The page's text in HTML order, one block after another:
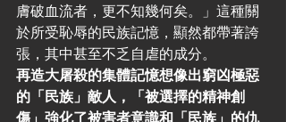
膚破血流者，更不知幾何矣。」這種關
於所受恥辱的民族記憶，顯然都帶著誇
張，其中甚至不乏自虐的成分。
再造大屠殺的集體記憶想像出窮凶極惡
的「民族」敵人，「被選擇的精神創
傷」強化了被害者意識和「民族」的仇